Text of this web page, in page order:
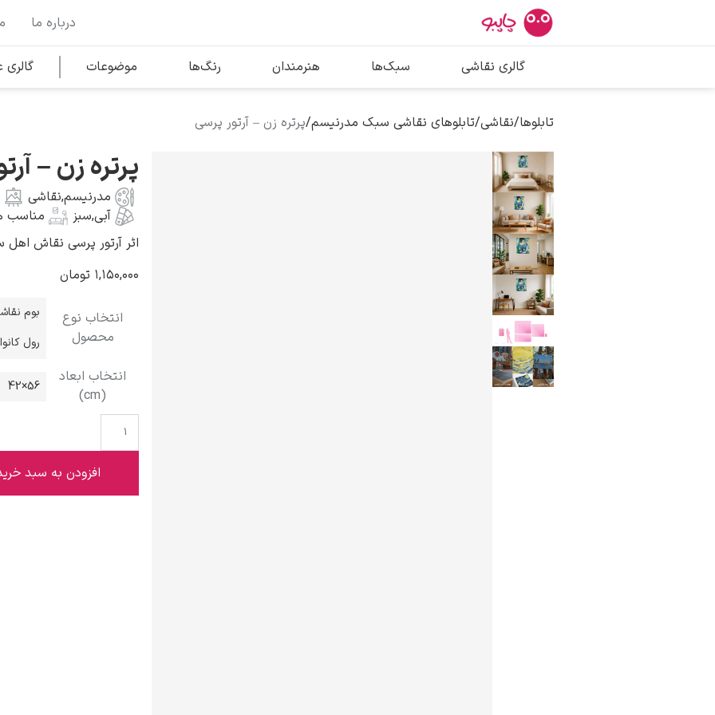
بیشترین جستجوها
پیکاسو
سالوادور دالی
محبوب‌ترین هنرمندان
درباره ما
گالری نقاشی سبک‌ها هنرمندان رنگ‌ها موضوعات
تابلوها/نقاشی/تابلوهای نقاشی سبک مدرنیسم/پرتره زن – آرتور پرسی
پرتره زن –
مدرنیسم,نقاشی
آبی,سبز مناسب
اثر آرتور پرسی نقاش اهل سوئد به
۱,۱۵۰,۰۰۰ تومان
انتخاب نوع
محصول
بوم
رول
انتخاب ابعاد
(cm)
56×42
افزودن به سبد